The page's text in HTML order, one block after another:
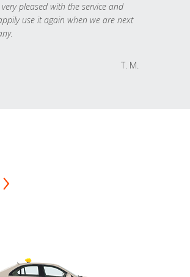
very pleased with the service and
use it again when we are next
T. M.